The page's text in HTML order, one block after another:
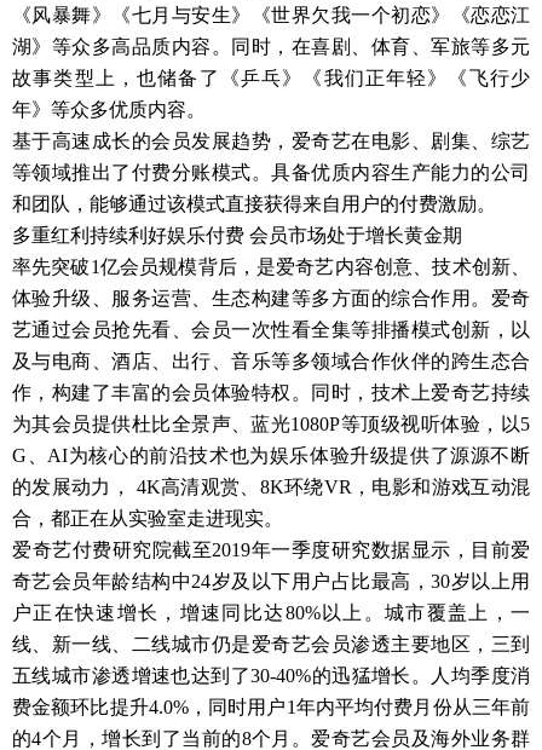
《风暴舞》《七月与安生》《世界欠我一个初恋》《恋恋江
湖》等众多高品质内容。同时，在喜剧、体育、军旅等多元
故事类型上，也储备了《乒乓》《我们正年轻》《飞行少
年》等众多优质内容。
基于高速成长的会员发展趋势，爱奇艺在电影、剧集、综艺
等领域推出了付费分账模式。具备优质内容生产能力的公司
和团队，能够通过该模式直接获得来自用户的付费激励。
多重红利持续利好娱乐付费 会员市场处于增长黄金期
率先突破1亿会员规模背后，是爱奇艺内容创意、技术创新、
体验升级、服务运营、生态构建等多方面的综合作用。爱奇
艺通过会员抢先看、会员一次性看全集等排播模式创新，以
及与电商、酒店、出行、音乐等多领域合作伙伴的跨生态合
作，构建了丰富的会员体验特权。同时，技术上爱奇艺持续
为其会员提供杜比全景声、蓝光1080P等顶级视听体验，以5
G、AI为核心的前沿技术也为娱乐体验升级提供了源源不断
的发展动力， 4K高清观赏、8K环绕VR，电影和游戏互动混
合，都正在从实验室走进现实。
爱奇艺付费研究院截至2019年一季度研究数据显示，目前爱
奇艺会员年龄结构中24岁及以下用户占比最高，30岁以上用
户正在快速增长，增速同比达80%以上。城市覆盖上，一
线、新一线、二线城市仍是爱奇艺会员渗透主要地区，三到
五线城市渗透增速也达到了30-40%的迅猛增长。人均季度消
费金额环比提升4.0%，同时用户1年内平均付费月份从三年前
的4个月，增长到了当前的8个月。爱奇艺会员及海外业务群